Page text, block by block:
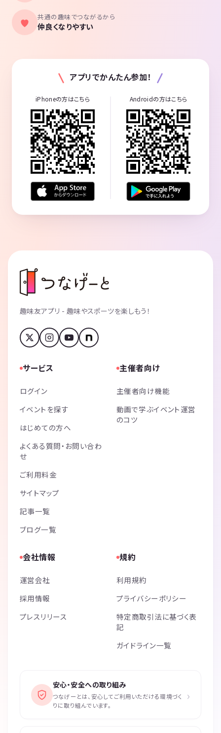
共通の趣味でつながるから
仲良くなりやすい
アプリでかんたん参加！
iPhoneの方はこちら Androidの方はこちら
趣味友アプリ - 趣味やスポーツを楽しもう！
サービス
ログイン
イベントを探す
はじめての方へ
よくある質問・お問い合わ
せ
ご利用料金
サイトマップ
記事一覧
ブログ一覧
主催者向け
主催者向け機能
動画で学ぶイベント運営
のコツ
会社情報
運営会社
採用情報
プレスリリース
規約
利用規約
プライバシーポリシー
特定商取引法に基づく表
記
ガイドライン一覧
安心・安全への取り組み
つなげーとは、安心してご利用いただける環境づく
りに取り組んでいます。
›